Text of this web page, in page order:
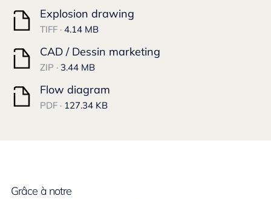
Explosion drawing
TIFF · 4.14 MB
CAD / Dessin marketing
ZIP · 3.44 MB
Flow diagram
PDF · 127.34 KB
Grâce à notre